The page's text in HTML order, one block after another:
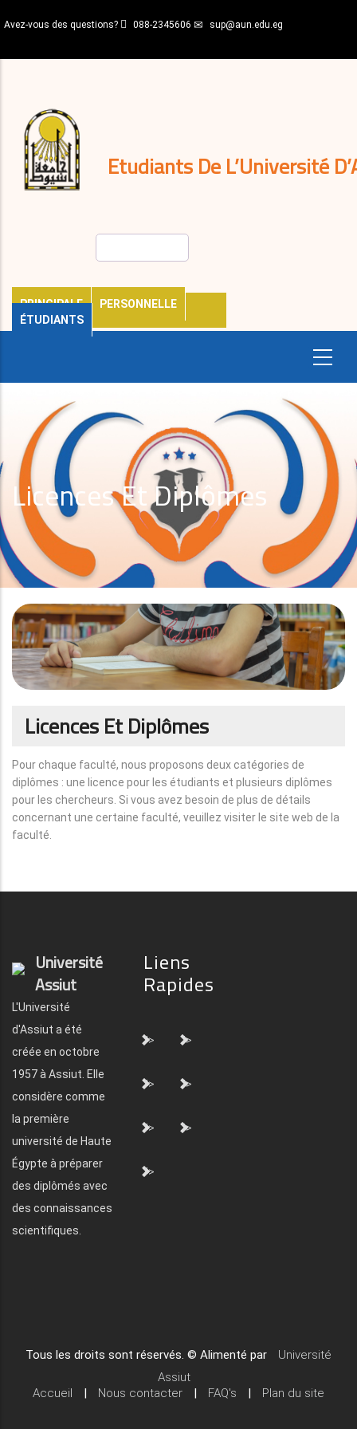
au
principal
Avez-vous des questions? 088-2345606 sup@aun.edu.eg
Etudiants De L’Université
PRINCIPALE
PERSONNELLE
ÉTUDIANTS
décisions
Expatriés
Journal
Licences Et Diplômes
Licences Et Diplômes
Pour chaque faculté, nous proposons deux catégories de
diplômes : une licence pour les étudiants et plusieurs diplômes
pour les chercheurs. Si vous avez besoin de plus de détails
concernant une certaine faculté, veuillez visiter le site web de la
faculté.
Université
Assiut
L'Université
d'Assiut a été
créée en octobre
1957 à Assiut. Elle
considère comme
la première
université de Haute
Égypte à préparer
des diplômés avec
des connaissances
scientifiques.
Liens
Rapides
"> ">
"> ">
"> ">
">
Tous les droits sont réservés. © Alimenté par
Université
Assiut
Accueil
| Nous contacter | FAQ's | Plan du site